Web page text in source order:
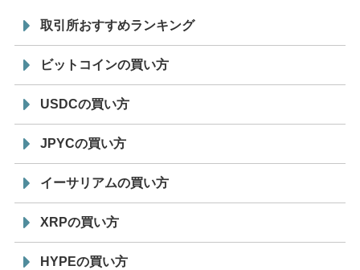
取引所おすすめランキング
ビットコインの買い方
USDCの買い方
JPYCの買い方
イーサリアムの買い方
XRPの買い方
HYPEの買い方